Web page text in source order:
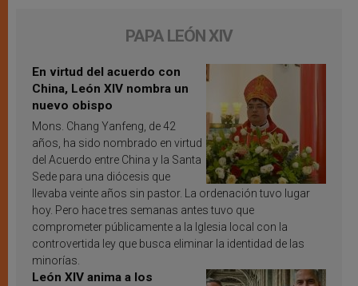
PAPA LEÓN XIV
En virtud del acuerdo con
China, León XIV nombra un
nuevo obispo
Mons. Chang Yanfeng, de 42
años, ha sido nombrado en virtud
del Acuerdo entre China y la Santa
Sede para una diócesis que
llevaba veinte años sin pastor. La ordenación tuvo lugar
hoy. Pero hace tres semanas antes tuvo que
comprometer públicamente a la Iglesia local con la
controvertida ley que busca eliminar la identidad de las
minorías.
León XIV anima a los